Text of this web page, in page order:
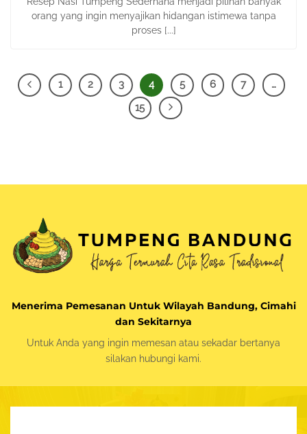
orang yang ingin menyajikan hidangan istimewa tanpa
proses [...]
1 2 3 4 5 6 7
…
15
Menerima Pemesanan Untuk Wilayah Bandung, Cimahi
dan Sekitarnya
Untuk Anda yang ingin memesan atau sekadar bertanya
silakan hubungi kami.